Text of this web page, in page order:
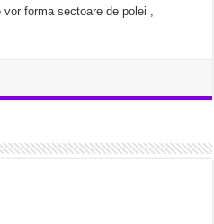
forma sectoare de polei ,